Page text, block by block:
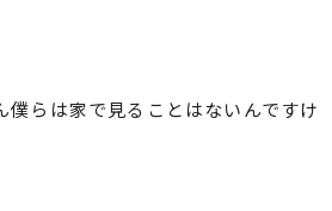
らは家で見ることはないんですけ